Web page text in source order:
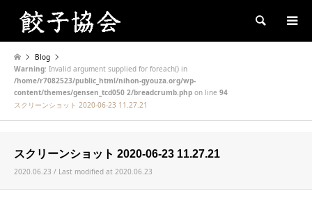
Search
Blog
Warning: Invalid argument supplied for foreach() in
/home/r7082523/public_html/nihon-gyouza.org/wp-
content/themes/gensen_tcd050 2/breadcrumb.php on line 94
スクリーンショット 2020-06-23 11.27.21
スクリーンショット 2020-06-23 11.27.21
2020.06.23 / Last modified at 2020.06.23